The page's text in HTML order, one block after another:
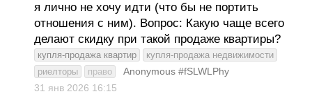
я лично не хочу идти (что бы не портить
отношения с ним). Вопрос: Какую чаще всего
делают скидку при такой продаже квартиры?
купля-продажа квартир
купля-продажа недвижимости
риелторы
право
Anonymous #fSLWLPhy
31 янв 2026 16:15